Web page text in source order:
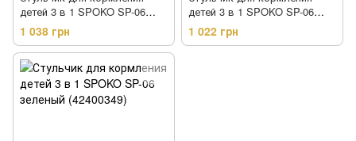
детей 3 в 1 SPOKO SP-06
синий (42400347)
1 038 грн
детей 3 в 1 SPOKO SP-06
розовый (42400348)
1 022 грн